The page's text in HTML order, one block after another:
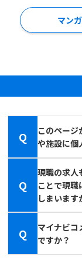
マン
Q
このペー
や施設に個
Q
現職の求人
ことで現
しまいます
Q
マイナビコ
ですか？